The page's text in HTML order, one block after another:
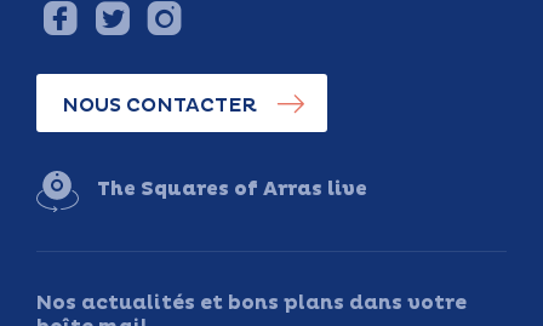
NOUS CONTACTER
The Squares of Arras live
Nos actualités et bons plans dans votre